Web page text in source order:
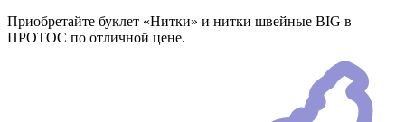
Приобретайте буклет «Нитки» и нитки швейные BIG в
ПРОТОС по отличной цене.